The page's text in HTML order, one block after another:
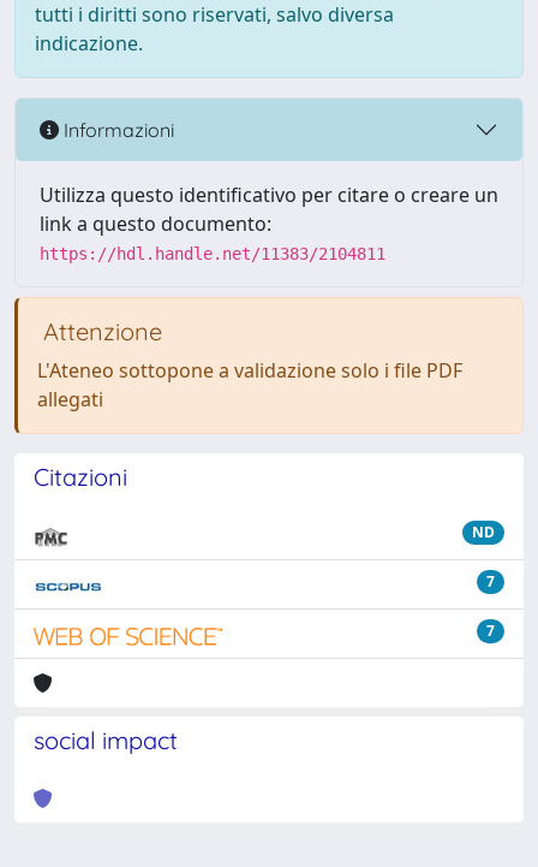
tutti i diritti sono riservati, salvo diversa
indicazione.
Informazioni
Utilizza questo identificativo per citare o creare un
link a questo documento:
https://hdl.handle.net/11383/2104811
Attenzione
L'Ateneo sottopone a validazione solo i file PDF
allegati
Citazioni
ND
7
7
social impact